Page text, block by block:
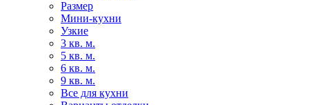
Размер
Мини-кухни
Узкие
3 кв. м.
5 кв. м.
6 кв. м.
9 кв. м.
Все для кухни